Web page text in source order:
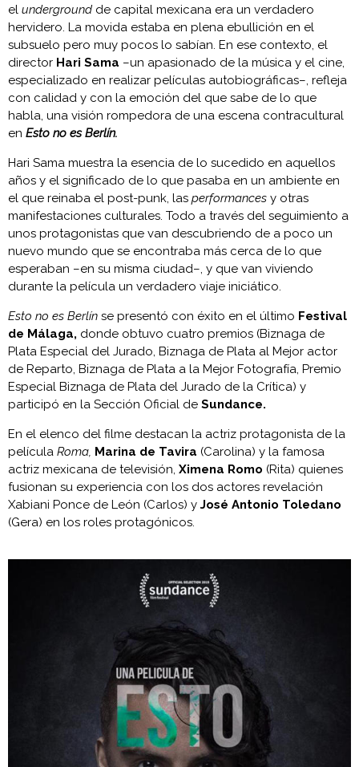
el underground de capital mexicana era un verdadero
hervidero. La movida estaba en plena ebullición en el
subsuelo pero muy pocos lo sabían. En ese contexto, el
director Hari Sama –un apasionado de la música y el cine,
especializado en realizar películas autobiográficas–, refleja
con calidad y con la emoción del que sabe de lo que
habla, una visión rompedora de una escena contracultural
en Esto no es Berlín.
Hari Sama muestra la esencia de lo sucedido en aquellos
años y el significado de lo que pasaba en un ambiente en
el que reinaba el post-punk, las performances y otras
manifestaciones culturales. Todo a través del seguimiento a
unos protagonistas que van descubriendo de a poco un
nuevo mundo que se encontraba más cerca de lo que
esperaban –en su misma ciudad–, y que van viviendo
durante la película un verdadero viaje iniciático.
Esto no es Berlín se presentó con éxito en el último Festival
de Málaga, donde obtuvo cuatro premios (Biznaga de
Plata Especial del Jurado, Biznaga de Plata al Mejor actor
de Reparto, Biznaga de Plata a la Mejor Fotografía, Premio
Especial Biznaga de Plata del Jurado de la Crítica) y
participó en la Sección Oficial de Sundance.
En el elenco del filme destacan la actriz protagonista de la
película Roma, Marina de Tavira (Carolina) y la famosa
actriz mexicana de televisión, Ximena Romo (Rita) quienes
fusionan su experiencia con los dos actores revelación
Xabiani Ponce de León (Carlos) y José Antonio Toledano
(Gera) en los roles protagónicos.